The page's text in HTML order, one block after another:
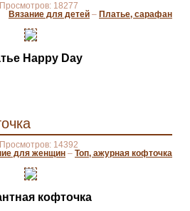
18277
Вязание для детей – Платье, сарафан
Happy Day
14392
для женщин – Топ, ажурная кофточка
кофточка